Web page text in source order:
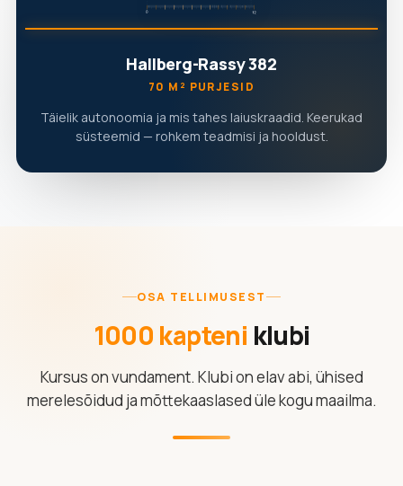
Hallberg-Rassy 382
70 M² PURJESID
Täielik autonoomia ja mis tahes laiuskraadid. Keerukad
süsteemid — rohkem teadmisi ja hooldust.
OSA TELLIMUSEST
1000 kapteni klubi
Kursus on vundament. Klubi on elav abi, ühised
merelesõidud ja mõttekaaslased üle kogu maailma.